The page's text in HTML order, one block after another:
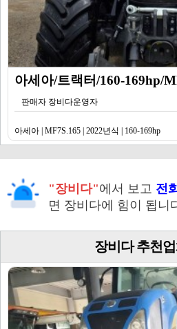
아세아/트랙터/160-169hp/
판매자 장비다운영자
아세아 | MF7S.165 | 2022년식 | 160-169hp
"장비다"에서 보고 전
면 장비다에 힘이 됩니
장비다 추천